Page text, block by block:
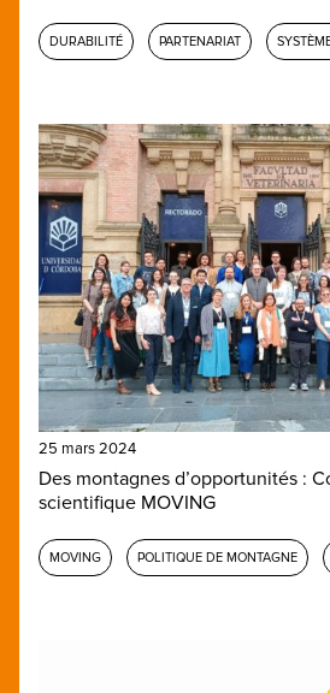
DURABILITÉ PARTENARIAT
25 mars 2024
Des montagnes d’opportunités :
scientifique MOVING
MOVING POLITIQUE DE MONTAGNE